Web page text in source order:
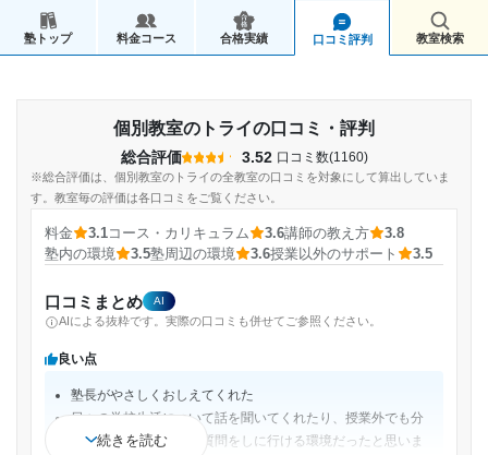
塾トップ 料金コース 合格実績 口コミ評判 教室検索
個別教室のトライの口コミ・評判
総合評価 3.52 口コミ数(1160)
※総合評価は、個別教室のトライの全教室の口コミを対象にして算出していま
す。教室毎の評価は各口コミをご覧ください。
料金 3.1コース・カリキュラム 3.6講師の教え方
3.8
塾内の環境
3.5塾周辺の環境 3.6授業以外のサポート 3.5
口コミまとめ AI
AIによる抜粋です。実際の口コミも併せてご参照ください。
良い点
塾長がやさしくおしえてくれた
日々の学校生活について話を聞いてくれたり、授業外でも分
からないことがあれば質問をしに行ける環境だったと思いま
続きを読む